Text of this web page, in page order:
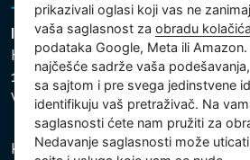
Intex Trading, s.r.o.
Hradecká 2526/3
130 00 Praha 3
Vinohrady - Česká republika
Kompanija je registrovana u
prikazivali oglasi koji vas ne
vaša saglasnost zaobradu kolačića
podataka Google, Meta ili
najčešće sadrže vaša
sa sajtom i pre svega jedinstvene
identifikuju vaš pretraživač. Na
saglasnosti ćete nam pružiti za
Nedavanje saglasnosti može